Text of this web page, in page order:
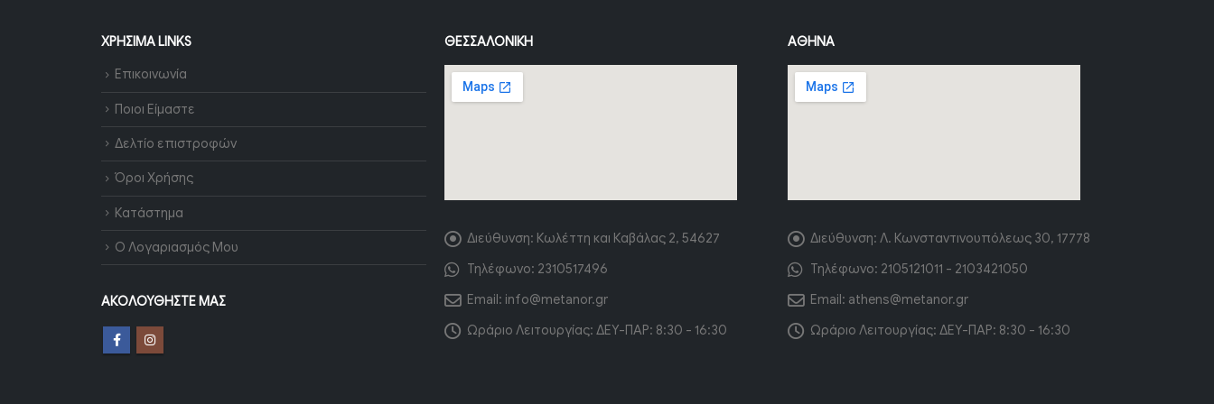
ΧΡΉΣΙΜΑ LINKS
Επικοινωνία
Ποιοι Είμαστε
Δελτίο επιστροφών
Όροι Χρήσης
Κατάστημα
Ο Λογαριασμός Μου
ΑΚΟΛΟΥΘΉΣΤΕ ΜΑΣ
ΘΕΣΣΑΛΟΝΊΚΗ
Διεύθυνση: Κωλέττη και Καβάλας 2, 54627
Τηλέφωνο: 2310517496
Email: info@metanor.gr
Ωράριο Λειτουργίας: ΔΕΥ-ΠΑΡ: 8:30 - 16:30
ΑΘΉΝΑ
Διεύθυνση: Λ. Κωνσταντινουπόλεως 30, 17778
Τηλέφωνο: 2105121011 - 2103421050
Email: athens@metanor.gr
Ωράριο Λειτουργίας: ΔΕΥ-ΠΑΡ: 8:30 - 16:30